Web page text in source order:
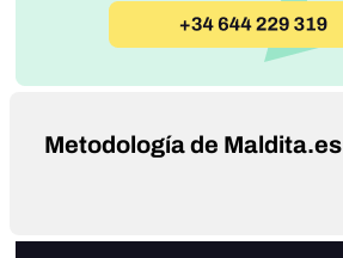
Metodología de Maldita.es